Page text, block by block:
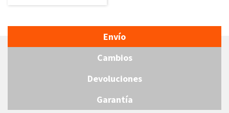
Envío
Cambios
Devoluciones
Garantía